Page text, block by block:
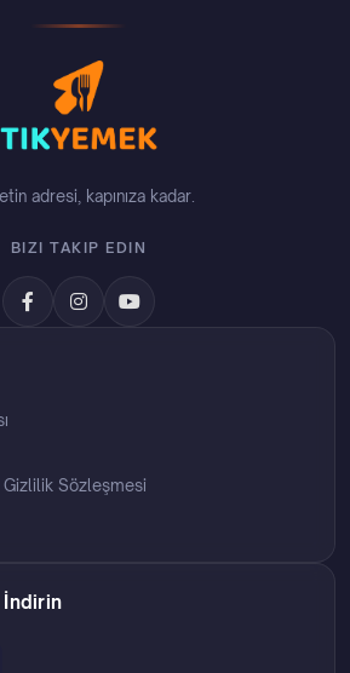
adresi, kapınıza kadar.
BIZI TAKIP EDIN
Gizlilik Sözleşmesi
İndirin